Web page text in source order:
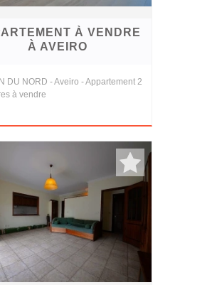
À VENDRE
À AVEIRO
DU NORD - Aveiro - Appartement 2
à vendre